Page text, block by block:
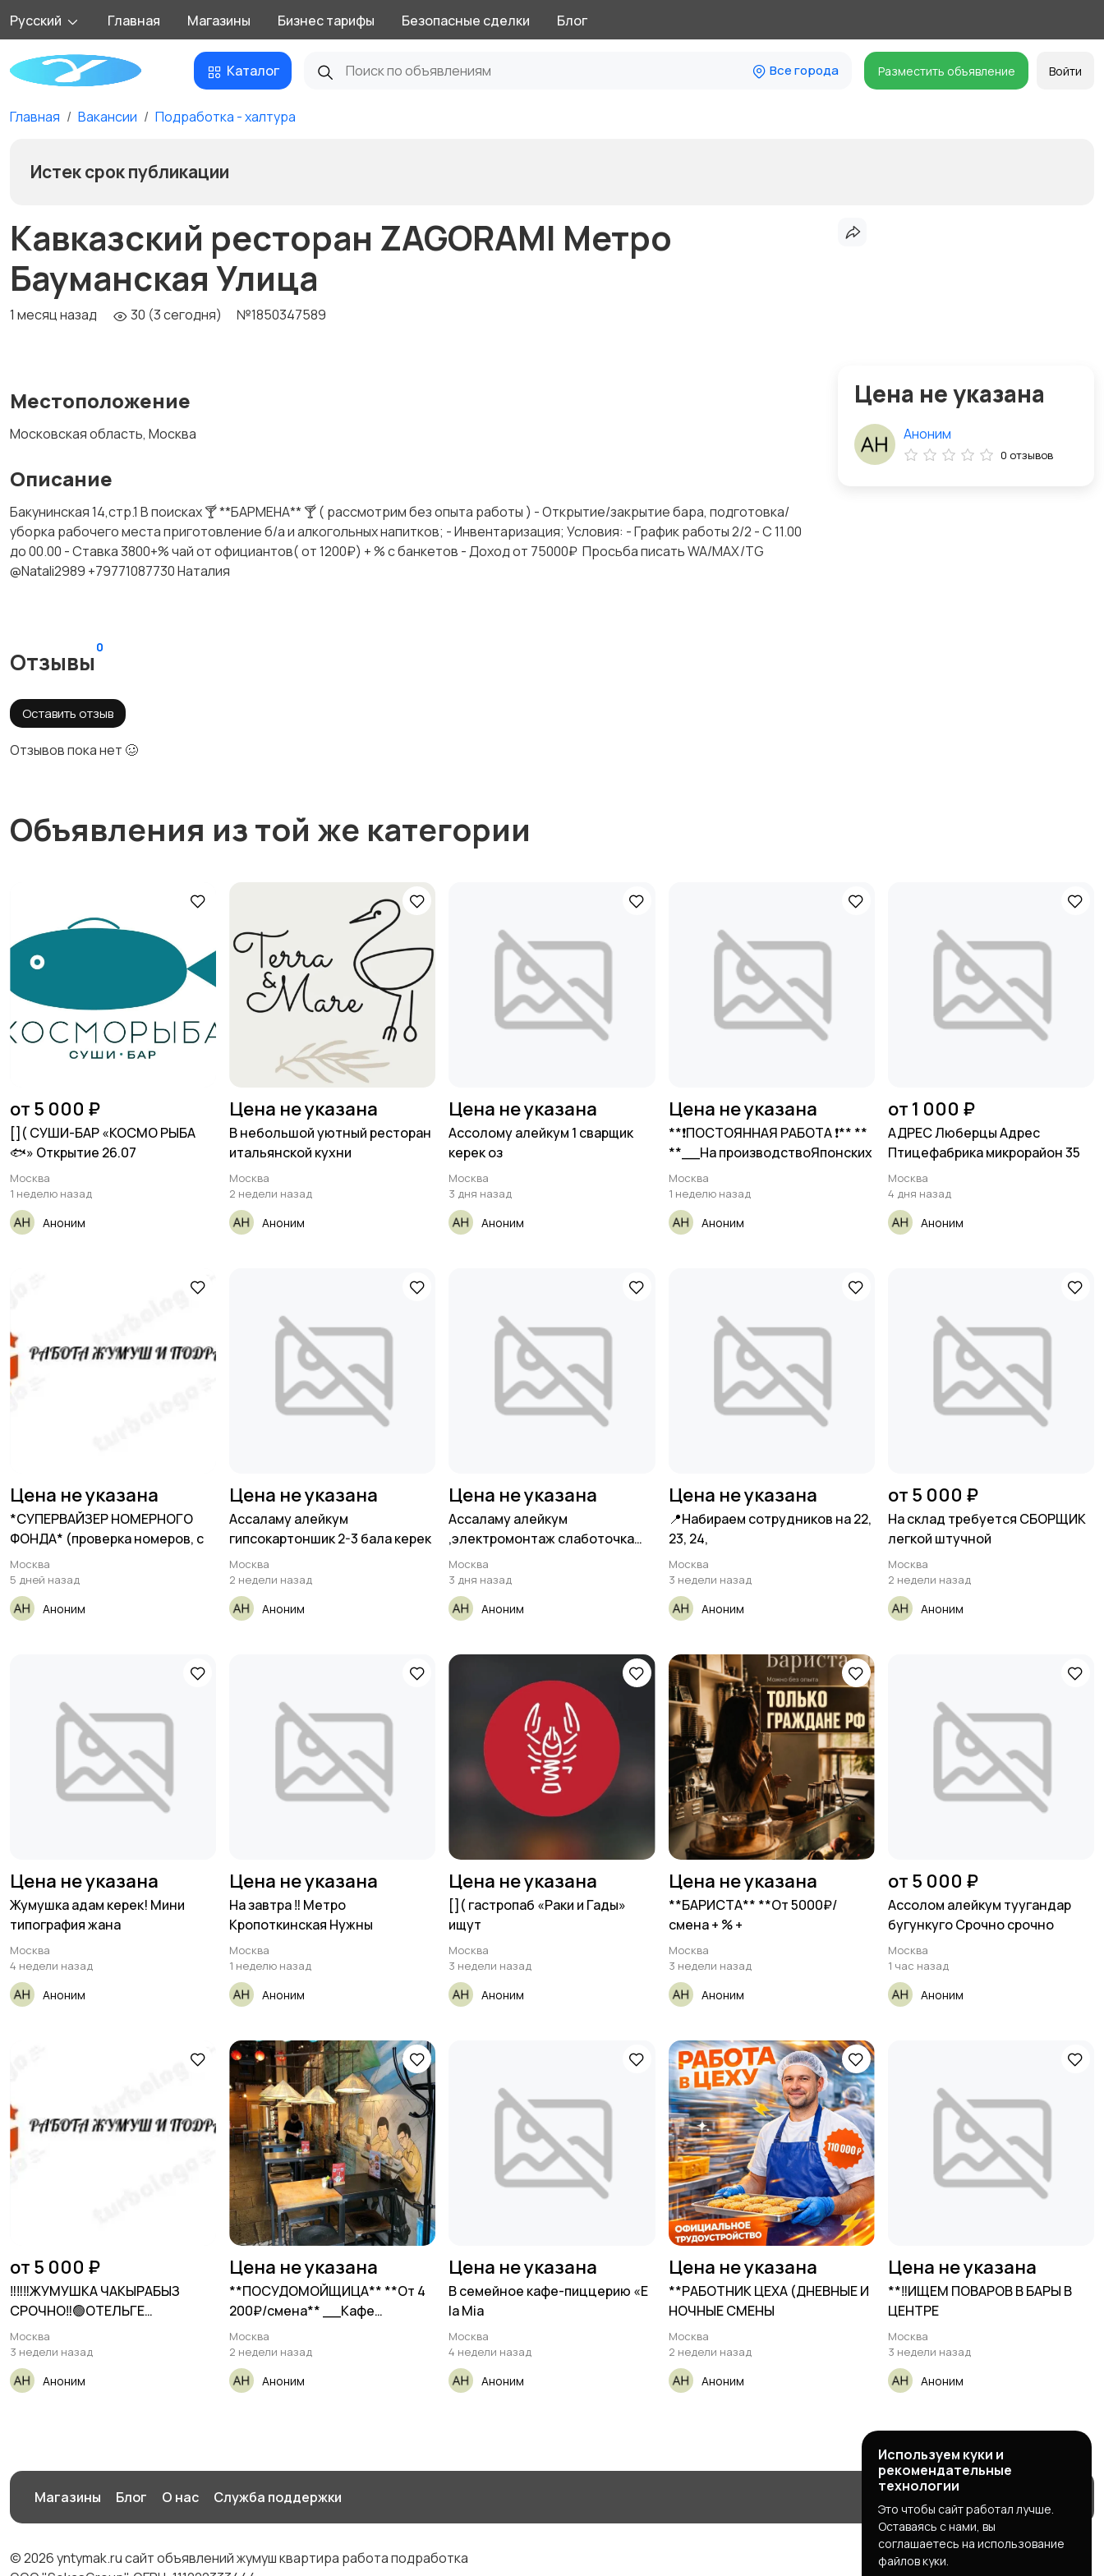
Русский Главная Магазины Бизнес тарифы Безопасные сделки Блог
Каталог Все города Разместить объявление Войти
Главная Вакансии Подработка - халтура
Истек срок публикации
Кавказский ресторан ZAGORAMI Метро
Бауманская Улица
1 месяц назад 30 (3 сегодня) №1850347589
Местоположение
Московская область, Москва
Описание
Бакунинская 14,стр.1 В поисках 🍸 **БАРМЕНА** 🍸 ( рассмотрим без опыта работы ) - Открытие/закрытие бара, подготовка/
уборка рабочего места приготовление б/а и алкогольных напитков; - Инвентаризация; Условия: - График работы 2/2 - С 11.00
до 00.00 - Ставка 3800+% чай от официантов( от 1200₽) + % с банкетов - Доход от 75000₽ ⁠ Просьба писать WA/МAX/TG
@Natali2989 +79771087730 Наталия
Отзывы
0
Оставить отзыв
Отзывов пока нет 🥴
Цена не указана
Аноним
0 отзывов
Объявления из той же категории
от 5 000 ₽
[​]( СУШИ-БАР «КОСМО РЫБА
🐟» Открытие 26.07
Москва
1 неделю назад
Аноним
Цена не указана
В небольшой уютный ресторан
итальянской кухни
Москва
2 недели назад
Аноним
Цена не указана
Ассолому алейкум 1 сварщик
керек оз
Москва
3 дня назад
Аноним
Цена не указана
**❗️ПОСТОЯННАЯ РАБОТА ❗️** **
**__На производствоЯпонских
Москва
1 неделю назад
Аноним
от 1 000 ₽
АДРЕС Люберцы Адрес
Птицефабрика микрорайон 35
Москва
4 дня назад
Аноним
Цена не указана
*СУПЕРВАЙЗЕР НОМЕРНОГО
ФОНДА* (проверка номеров, с
Москва
5 дней назад
Аноним
Цена не указана
Ассаламу алейкум
гипсокартоншик 2-3 бала керек
Москва
2 недели назад
Аноним
Цена не указана
Ассаламу алейкум
,электромонтаж слаботочка
билген балдар
Москва
3 дня назад
Аноним
Цена не указана
📍Набираем сотрудников на 22,
23, 24,
Москва
3 недели назад
Аноним
от 5 000 ₽
На склад требуется СБОРЩИК
легкой штучной
Москва
2 недели назад
Аноним
Цена не указана
Жумушка адам керек! Мини
типография жана
Москва
4 недели назад
Аноним
Цена не указана
На завтра ‼️ Метро
Кропоткинская Нужны
Москва
1 неделю назад
Аноним
Цена не указана
[​]( гастропаб «Раки и Гады»
ищут
Москва
3 недели назад
Аноним
Цена не указана
**БАРИСТА** **От 5000₽/
смена + % +
Москва
3 недели назад
Аноним
от 5 000 ₽
Ассолом алейкум туугандар
бугункуго Срочно срочно
Москва
1 час назад
Аноним
от 5 000 ₽
‼️‼️‼️ЖУМУШКА ЧАКЫРАБЫЗ
СРОЧНО‼️🟢ОТЕЛЬГЕ
ГОРНИЧНАЯ КЕРЕК 🟢🟢
Москва
3 недели назад
Аноним
Цена не указана
**ПОСУДОМОЙЩИЦА** **От 4
200₽/смена** __Кафе
«Азиаты»__
Москва
2 недели назад
Аноним
Цена не указана
В семейное кафе-пиццерию «Е
la Mia
Москва
4 недели назад
Аноним
Цена не указана
**РАБОТНИК ЦЕХА (ДНЕВНЫЕ И
НОЧНЫЕ СМЕНЫ
Москва
2 недели назад
Аноним
Цена не указана
**‼️ИЩЕМ ПОВАРОВ В БАРЫ В
ЦЕНТРЕ
Москва
3 недели назад
Аноним
Магазины Блог О нас Служба поддержки
© 2026 yntymak.ru сайт объявлений жумуш квартира работа подработка
Используем куки и
рекомендательные
технологии
Это чтобы сайт работал лучше.
Оставаясь с нами, вы
соглашаетесь на использование
файлов куки.